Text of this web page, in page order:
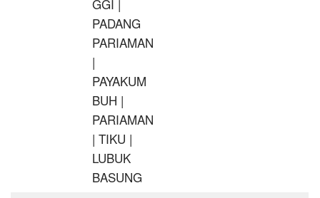
GGI |
PADANG
PARIAMAN
|
PAYAKUM
BUH |
PARIAMAN
| TIKU |
LUBUK
BASUNG